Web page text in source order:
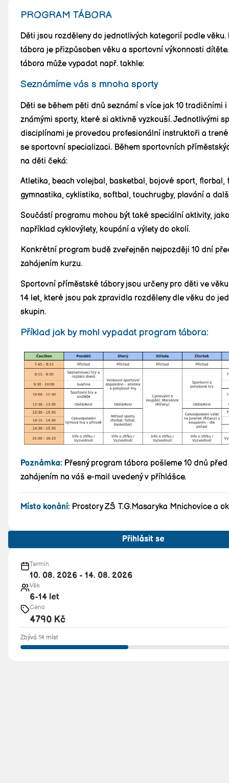
PROGRAM TÁBORA
Děti jsou rozděleny do jednotlivých kategorií podle věku.
tábora je přizpůsoben věku a sportovní výkonnosti
tábora může vypadat např. takhle:
Seznámíme vás s mnoha sporty
Děti se během pěti dnů seznámí s více jak 10 tradičními
známými sporty, které si aktivně vyzkouší. Jednotlivými
disciplínami je provedou profesionální instruktoři a
se sportovní specializaci. Během sportovních
na děti čeká:
Atletika, beach volejbal, basketbal, bojové sport, florbal,
gymnastika, cyklistika, softbal, touchrugby, plavání a
Součástí programu mohou být také speciální aktivity, jako
například cyklovýlety, koupání a výlety do okolí.
Konkrétní program budě zveřejněn nejpozději 10 dní
zahájením kurzu.
Sportovní příměstské tábory jsou určeny pro děti ve
14 let, které jsou pak zpravidla rozděleny dle věku do
skupin.
Příklad jak by mohl vypadat program tábora:
Poznámka: Přesný program tábora pošleme 10 dnů před
zahájením na váš e-mail uvedený v příhlášce.
Místo konání: Prostory ZŠ T.G.Masaryka Mnichovice a
Přihlásit se
Termín
10. 08. 2026 - 14. 08. 2026
Věk
6-14 let
Cena
4790 Kč
Zbývá 14 míst